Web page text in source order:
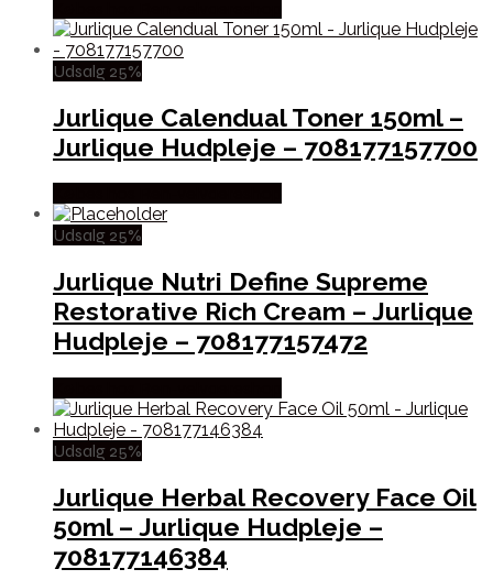
Udsalg 25%
Jurlique Calendual Toner 150ml –
Jurlique Hudpleje – 708177157700
Udsalg 25%
Jurlique Nutri Define Supreme
Restorative Rich Cream – Jurlique
Hudpleje – 708177157472
Udsalg 25%
Jurlique Herbal Recovery Face Oil
50ml – Jurlique Hudpleje –
708177146384